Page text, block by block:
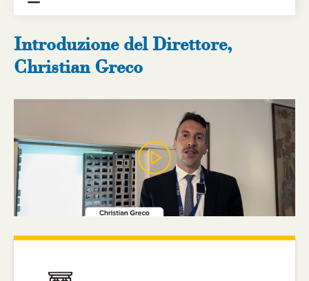
Introduzione del Direttore,
Christian Greco